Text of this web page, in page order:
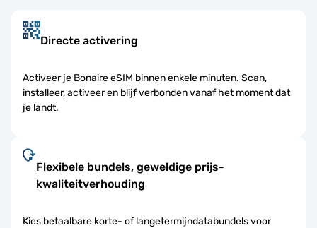
Directe activering
Activeer je Bonaire eSIM binnen enkele minuten. Scan,
installeer, activeer en blijf verbonden vanaf het moment dat
je landt.
Flexibele bundels, geweldige prijs-
kwaliteitverhouding
Kies betaalbare korte- of langetermijndatabundels voor